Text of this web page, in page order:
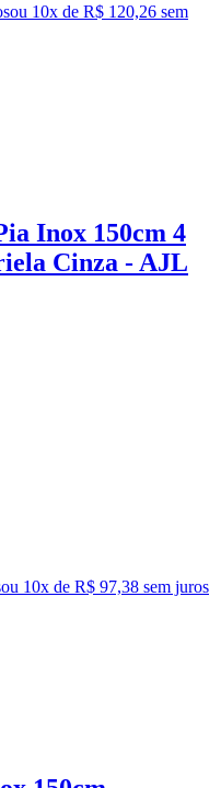
ou 10x de R$ 120,26 sem
Inox 150cm 4
Cinza - AJL
ou 10x de R$ 97,38 sem juros